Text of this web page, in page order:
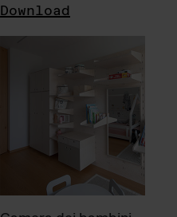
Download